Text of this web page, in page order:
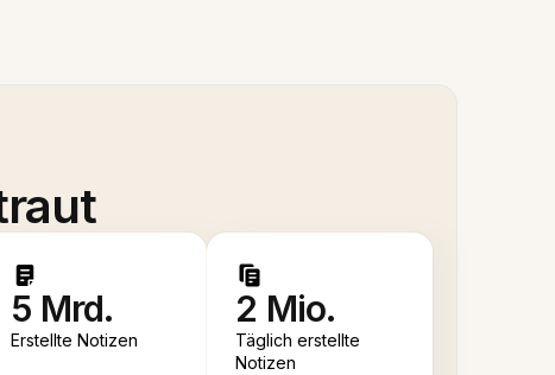
5 Mrd.
Erstellte Notizen
2 Mio.
Täglich erstellte
Notizen